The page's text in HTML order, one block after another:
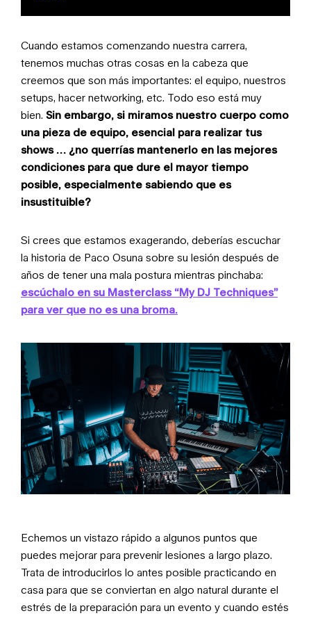
Cuando estamos comenzando nuestra carrera,
tenemos muchas otras cosas en la cabeza que
creemos que son más importantes: el equipo, nuestros
setups, hacer networking, etc. Todo eso está muy
bien. Sin embargo, si miramos nuestro cuerpo como
una pieza de equipo, esencial para realizar tus
shows … ¿no querrías mantenerlo en las mejores
condiciones para que dure el mayor tiempo
posible, especialmente sabiendo que es
insustituible?
Si crees que estamos exagerando, deberías escuchar
la historia de Paco Osuna sobre su lesión después de
años de tener una mala postura mientras pinchaba:
escúchalo en su Masterclass “My DJ Techniques”
para ver que no es una broma.
Echemos un vistazo rápido a algunos puntos que
puedes mejorar para prevenir lesiones a largo plazo.
Trata de introducirlos lo antes posible practicando en
casa para que se conviertan en algo natural durante el
estrés de la preparación para un evento y cuando estés